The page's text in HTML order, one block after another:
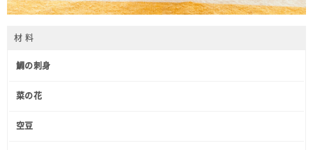
材 料
鯛の刺身
菜の花
空豆